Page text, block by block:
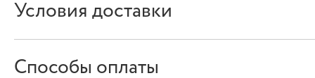
Условия доставки
Способы оплаты